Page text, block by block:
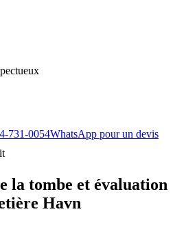
731-0054WhatsApp pour un devis
la tombe et évaluation
Havn